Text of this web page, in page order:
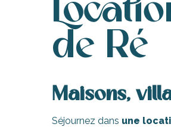
de Ré
Maisons,
Séjournez dans une